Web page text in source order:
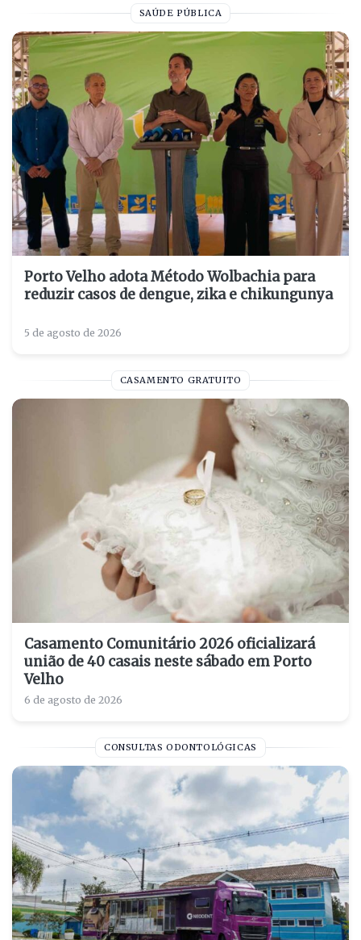
SAÚDE PÚBLICA
Porto Velho adota Método Wolbachia para
reduzir casos de dengue, zika e chikungunya
5 de agosto de 2026
CASAMENTO GRATUITO
Casamento Comunitário 2026 oficializará
união de 40 casais neste sábado em Porto
Velho
6 de agosto de 2026
CONSULTAS ODONTOLÓGICAS